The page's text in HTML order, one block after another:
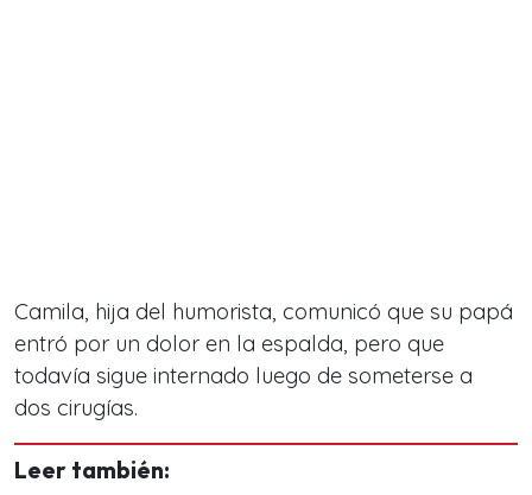
Camila, hija del humorista, comunicó que su papá
entró por un dolor en la espalda, pero que
todavía sigue internado luego de someterse a
dos cirugías.
Leer también: